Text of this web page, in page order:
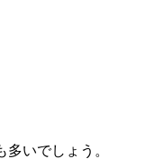
いでしょう。